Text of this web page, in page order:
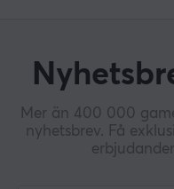
Mer än 400 000
nyhetsbrev. Få